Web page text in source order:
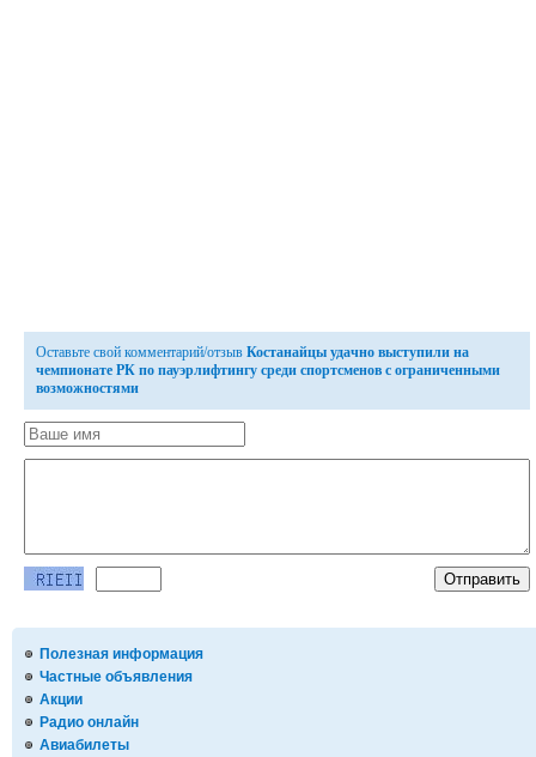
Полезная информация
Частные объявления
Акции
Радио онлайн
Авиабилеты
Оставьте свой комментарий/отзыв Костанайцы удачно выступили на
чемпионате РК по пауэрлифтингу среди спортсменов с ограниченными
возможностями